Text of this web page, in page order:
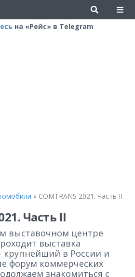
на «Рейс» в Telegram
» COMTRANS 2021. Часть II
Часть II
выставочном центре
выставка
крупнейший в России и
форум коммерческих
знакомиться с